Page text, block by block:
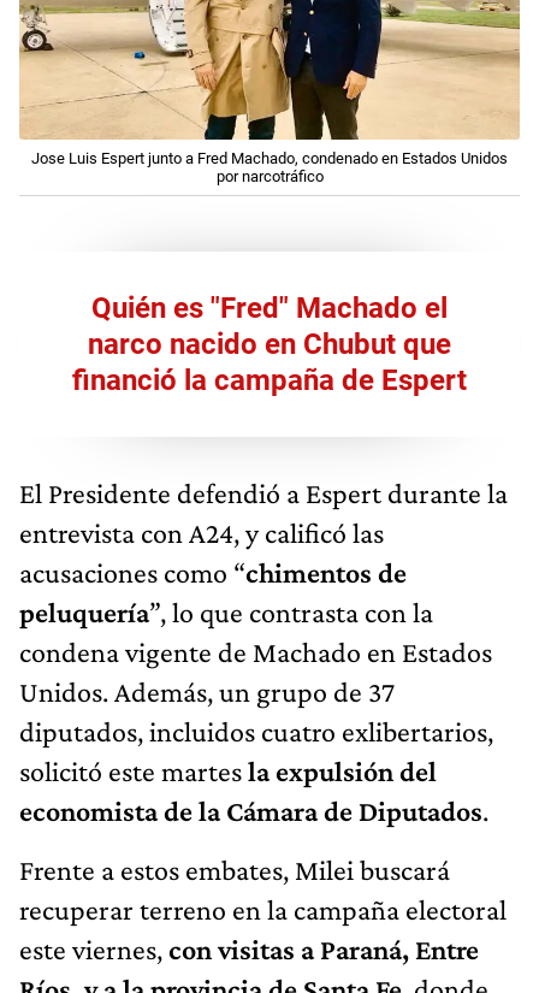
Jose Luis Espert junto a Fred Machado, condenado en Estados Unidos
por narcotráfico
Quién es "Fred" Machado el
narco nacido en Chubut que
financió la campaña de Espert
El Presidente defendió a Espert durante la
entrevista con A24, y calificó las
acusaciones como “chimentos de
peluquería”, lo que contrasta con la
condena vigente de Machado en Estados
Unidos. Además, un grupo de 37
diputados, incluidos cuatro exlibertarios,
solicitó este martesla expulsión del
economista de la Cámara de Diputados.
Frente a estos embates, Milei buscará
recuperar terreno en la campaña electoral
este viernes,con visitas a Paraná, Entre